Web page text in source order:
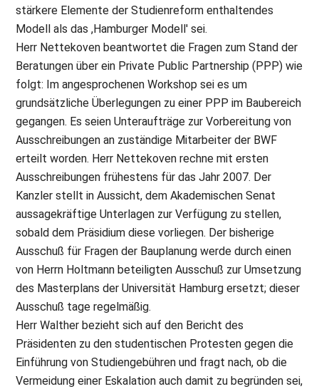
stärkere Elemente der Studienreform enthaltendes
Modell als das ,Hamburger Modell' sei.
Herr Nettekoven beantwortet die Fragen zum Stand der
Beratungen über ein Private Public Partnership (PPP) wie
folgt: Im angesprochenen Workshop sei es um
grundsätzliche Überlegungen zu einer PPP im Baubereich
gegangen. Es seien Unteraufträge zur Vorbereitung von
Ausschreibungen an zuständige Mitarbeiter der BWF
erteilt worden. Herr Nettekoven rechne mit ersten
Ausschreibungen frühestens für das Jahr 2007. Der
Kanzler stellt in Aussicht, dem Akademischen Senat
aussagekräftige Unterlagen zur Verfügung zu stellen,
sobald dem Präsidium diese vorliegen. Der bisherige
Ausschuß für Fragen der Bauplanung werde durch einen
von Herrn Holtmann beteiligten Ausschuß zur Umsetzung
des Masterplans der Universität Hamburg ersetzt; dieser
Ausschuß tage regelmäßig.
Herr Walther bezieht sich auf den Bericht des
Präsidenten zu den studentischen Protesten gegen die
Einführung von Studiengebühren und fragt nach, ob die
Vermeidung einer Eskalation auch damit zu begründen sei,